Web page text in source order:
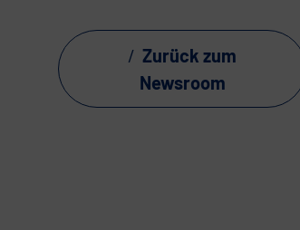
Zurück zum
Newsroom